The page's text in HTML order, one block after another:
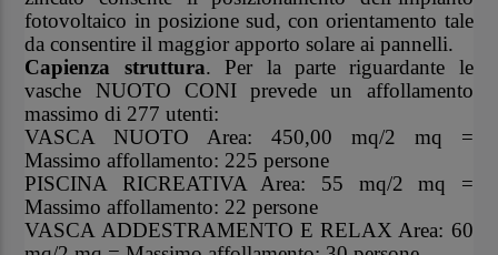
fotovoltaico in posizione sud, con orientamento tale
da consentire il maggior apporto solare ai pannelli.
Capienza struttura. Per la parte riguardante le
vasche NUOTO CONI prevede un affollamento
massimo di 277 utenti:
VASCA NUOTO Area: 450,00 mq/2 mq =
Massimo affollamento: 225 persone
PISCINA RICREATIVA Area: 55 mq/2 mq =
Massimo affollamento: 22 persone
VASCA ADDESTRAMENTO E RELAX Area: 60